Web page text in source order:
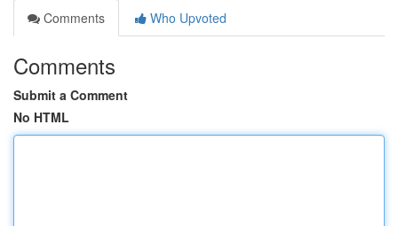
Comments
Who Upvoted
Comments
Submit a Comment
No HTML